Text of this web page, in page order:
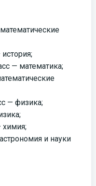
— математика;
— физика;
химия;
и науки